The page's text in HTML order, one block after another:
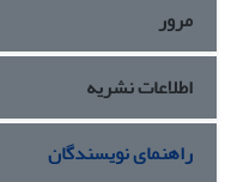
مرور
اطلاعات نشریه
راهنمای نویسندگان